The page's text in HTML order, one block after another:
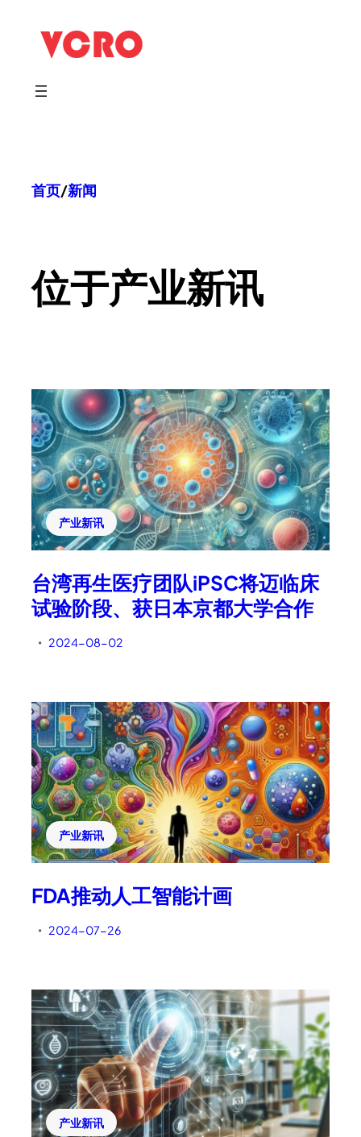
首页/新闻
位于产业新讯
产业新讯
台湾再生医疗团队iPSC将迈临床
试验阶段、获日本京都大学合作
• 2024-08-02
产业新讯
FDA推动人工智能计画
• 2024-07-26
产业新讯